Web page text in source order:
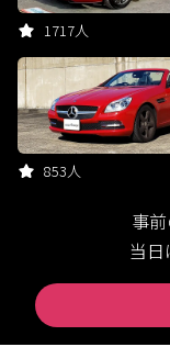
1717人
853人
事
当